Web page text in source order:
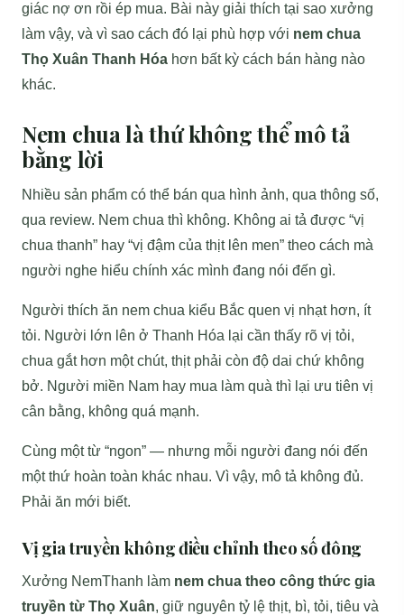
giác nợ ơn rồi ép mua. Bài này giải thích tại sao xưởng
làm vậy, và vì sao cách đó lại phù hợp với nem chua
Thọ Xuân Thanh Hóa hơn bất kỳ cách bán hàng nào
khác.
Nem chua là thứ không thể mô tả
bằng lời
Nhiều sản phẩm có thể bán qua hình ảnh, qua thông số,
qua review. Nem chua thì không. Không ai tả được “vị
chua thanh” hay “vị đậm của thịt lên men” theo cách mà
người nghe hiểu chính xác mình đang nói đến gì.
Người thích ăn nem chua kiểu Bắc quen vị nhạt hơn, ít
tỏi. Người lớn lên ở Thanh Hóa lại cần thấy rõ vị tỏi,
chua gắt hơn một chút, thịt phải còn độ dai chứ không
bở. Người miền Nam hay mua làm quà thì lại ưu tiên vị
cân bằng, không quá mạnh.
Cùng một từ “ngon” — nhưng mỗi người đang nói đến
một thứ hoàn toàn khác nhau. Vì vậy, mô tả không đủ.
Phải ăn mới biết.
Vị gia truyền không điều chỉnh theo số đông
Xưởng NemThanh làm nem chua theo công thức gia
truyền từ Thọ Xuân, giữ nguyên tỷ lệ thịt, bì, tỏi, tiêu và